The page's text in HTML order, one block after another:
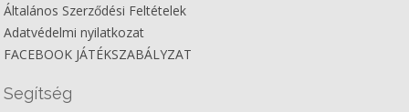
Általános Szerződési Feltételek
Adatvédelmi nyilatkozat
FACEBOOK JÁTÉKSZABÁLYZAT
Segítség